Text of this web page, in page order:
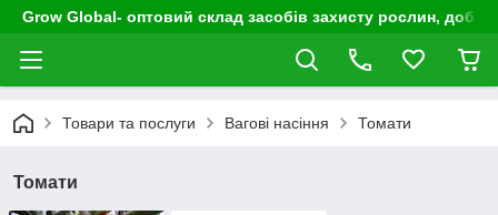
Grow Global- оптовий склад засобів захисту рослин,
Товари та послуги Вагові насіння Томати
Томати